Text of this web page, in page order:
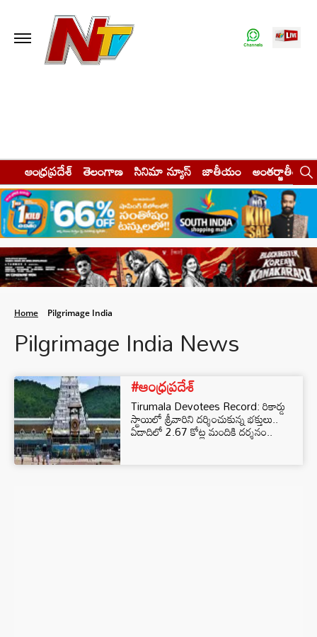
ఆంధ్రప్రదేశ్ తెలంగాణ సినిమా న్యూస్ జాతీయం అంతర్జాతీయం
Home Pilgrimage India
Pilgrimage India News
#ఆంధ్రప్రదేశ్
Tirumala Devotees Record: రికార్డు
స్థాయిలో శ్రీవారిని దర్శించుకున్న భక్తులు..
ఏడాదిలో 2.67 కోట్ల మందికి దర్శనం..